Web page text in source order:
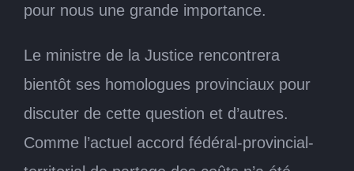
pour nous une grande importance.
Le ministre de la Justice rencontrera
bientôt ses homologues provinciaux pour
discuter de cette question et d’autres.
Comme l’actuel accord fédéral-provincial-